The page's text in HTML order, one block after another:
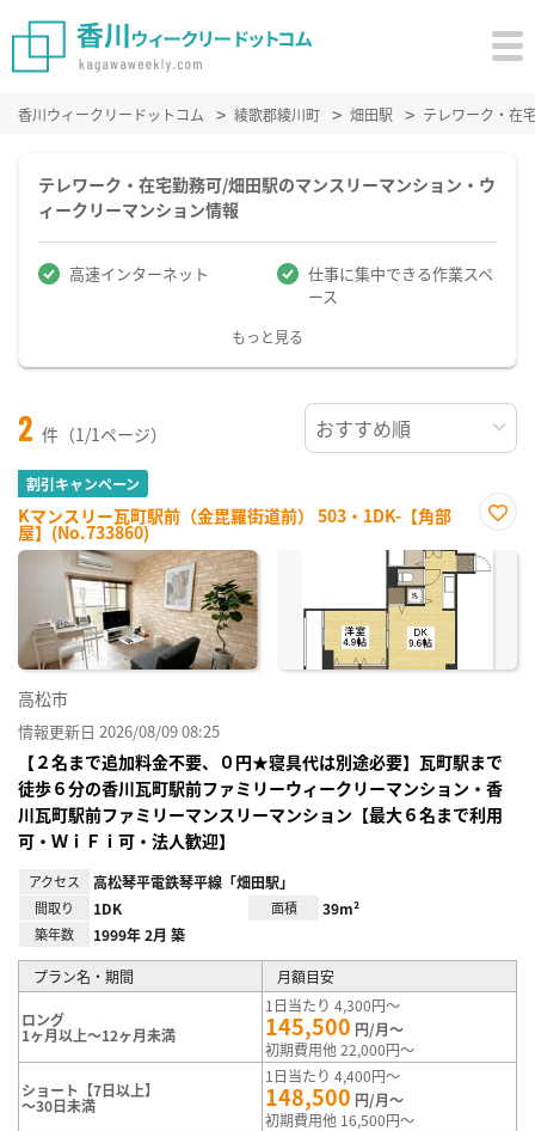
香川ウィークリードットコム 綾歌郡綾川町 畑田駅 テレワーク・在
テレワーク・在宅勤務可/畑田駅のマンスリーマンション・ウ
ィークリーマンション情報
高速インターネット
仕事に集中できる作業スペ
ース
もっと見る
2 件（1/1ページ）
割引キャンペーン
Kマンスリー瓦町駅前（金毘羅街道前） 503・1DK-【角部
屋】(No.733860)
に入
り登
高松市
情報更新日 2026/08/09 08:25
【２名まで追加料金不要、０円★寝具代は別途必要】瓦町駅まで
徒歩６分の香川瓦町駅前ファミリーウィークリーマンション・香
川瓦町駅前ファミリーマンスリーマンション【最大６名まで利用
可・ＷｉＦｉ可・法人歓迎】
アクセス 高松琴平電鉄琴平線「畑田駅」
間取り 1DK 面積 39m²
築年数 1999年 2月 築
プラン名・期間 月額目安
ロング
1ヶ月以上～12ヶ月未満
1日当たり 4,300円～
145,500 円/月～
初期費用他 22,000円～
ショート【7日以上】
～30日未満
1日当たり 4,400円～
148,500 円/月～
初期費用他 16,500円～